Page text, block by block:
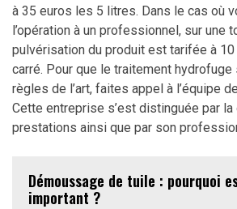
à 35 euros les 5 litres. Dans le cas où
l’opération à un professionnel, sur une
pulvérisation du produit est tarifée à
carré. Pour que le traitement
règles de l’art, faites appel à l’équipe
Cette entreprise s’est distinguée par
prestations ainsi que par son
Démoussage de tuile : pourquoi
important ?